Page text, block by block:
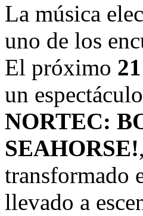
La música
uno de los
El próximo
un
NORTEC:
SEAHORSE!
transformado
llevado a